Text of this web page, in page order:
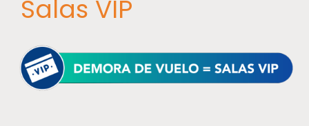
Salas VIP